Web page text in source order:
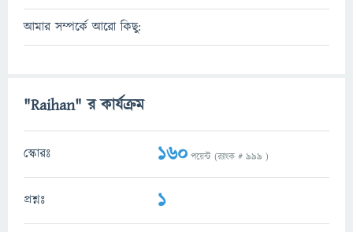
আমার সম্পর্কে আরো কিছু:
"Raihan" র কার্যক্রম
স্কোরঃ 160 পয়েন্ট (র‌্যাংক # 999 )
প্রশ্নঃ 1